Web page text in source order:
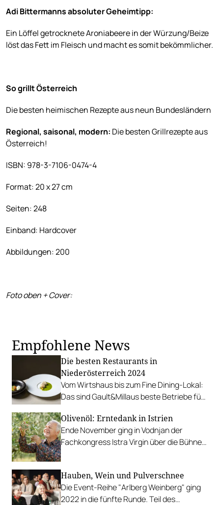
Adi Bittermanns absoluter Geheimtipp:
Ein Löffel getrocknete Aroniabeere in der Würzung/Beize
löst das Fett im Fleisch und macht es somit bekömmlicher.
So grillt Österreich
Die besten heimischen Rezepte aus neun Bundesländern
Regional, saisonal, modern: Die besten Grillrezepte aus
Österreich!
ISBN: 978-3-7106-0474-4
Format: 20 x 27 cm
Seiten: 248
Einband: Hardcover
Abbildungen: 200
Foto oben + Cover:
Empfohlene News
Die besten Restaurants in
Niederösterreich 2024
Vom Wirtshaus bis zum Fine Dining-Lokal:
Das sind Gault&Millaus beste Betriebe für
Olivenöl: Erntedank in Istrien
Ende November ging in Vodnjan der
Fachkongress Istra Virgin über die Bühne:
Hauben, Wein und Pulverschnee
Die Event-Reihe "Arlberg Weinberg" ging
2022 in die fünfte Runde. Teil des